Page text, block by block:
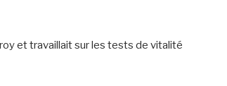
et travaillait sur les tests de vitalité